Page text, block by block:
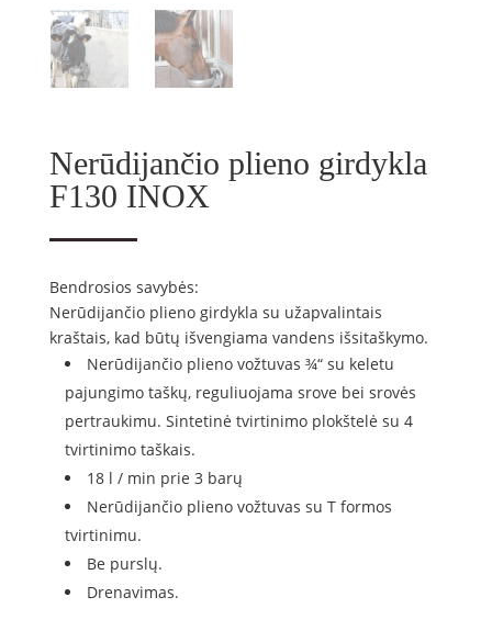
Nerūdijančio plieno girdykla
F130 INOX
Bendrosios savybės:
Nerūdijančio plieno girdykla su užapvalintais
kraštais, kad būtų išvengiama vandens išsitaškymo.
Nerūdijančio plieno vožtuvas ¾“ su keletu
pajungimo taškų, reguliuojama srove bei srovės
pertraukimu. Sintetinė tvirtinimo plokštelė su 4
tvirtinimo taškais.
18 l / min prie 3 barų
Nerūdijančio plieno vožtuvas su T formos
tvirtinimu.
Be purslų.
Drenavimas.